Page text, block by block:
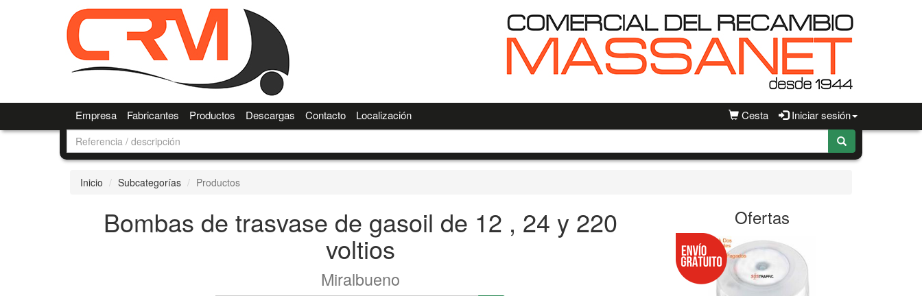
Cesta Iniciar sesión
Empresa Fabricantes Productos Descargas Contacto Localización
Inicio Subcategorías Productos
Bombas de trasvase de gasoil de 12 , 24 y 220
voltios
Miralbueno
Ofertas